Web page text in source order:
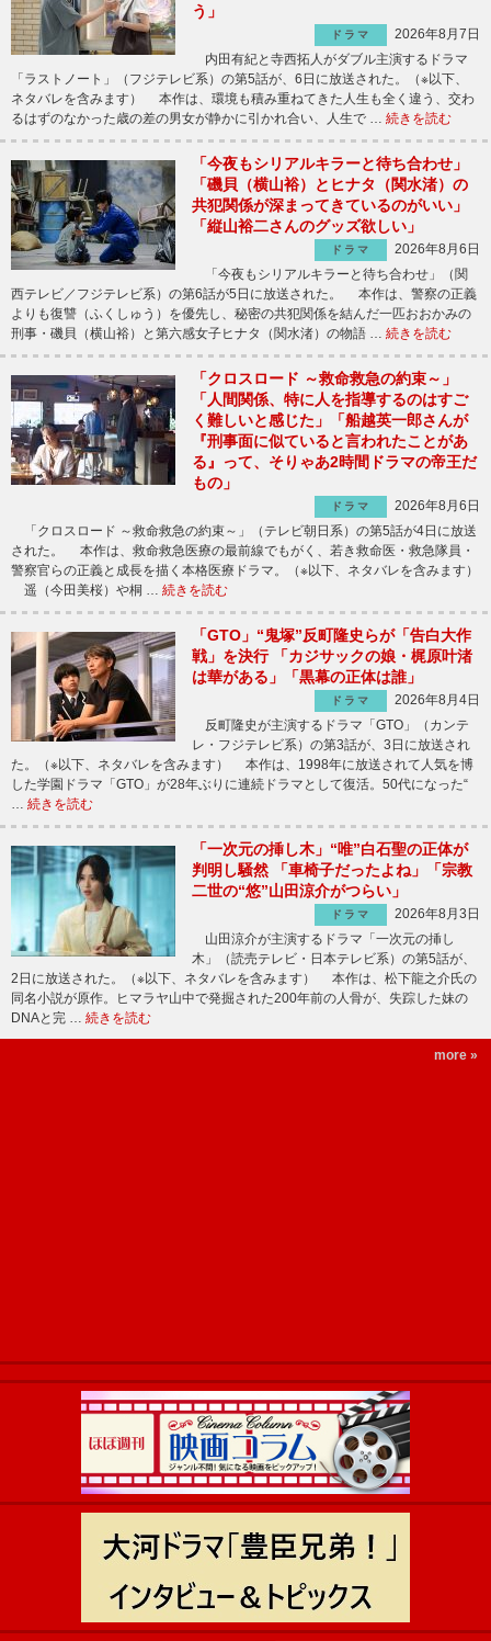
う」
ドラマ
2026年8月7日
内田有紀と寺西拓人がダブル主演するドラマ
「ラストノート」（フジテレビ系）の第5話が、6日に放送された。（※以下、
ネタバレを含みます） 本作は、環境も積み重ねてきた人生も全く違う、交わ
るはずのなかった歳の差の男女が静かに引かれ合い、人生で … 続きを読む
「今夜もシリアルキラーと待ち合わせ」
「磯貝（横山裕）とヒナタ（関水渚）の
共犯関係が深まってきているのがいい」
「縦山裕二さんのグッズ欲しい」
ドラマ
2026年8月6日
「今夜もシリアルキラーと待ち合わせ」（関
西テレビ／フジテレビ系）の第6話が5日に放送された。 本作は、警察の正義
よりも復讐（ふくしゅう）を優先し、秘密の共犯関係を結んだ一匹おおかみの
刑事・磯貝（横山裕）と第六感女子ヒナタ（関水渚）の物語 … 続きを読む
「クロスロード ～救命救急の約束～」
「人間関係、特に人を指導するのはすご
く難しいと感じた」「船越英一郎さんが
『刑事面に似ていると言われたことがあ
る』って、そりゃあ2時間ドラマの帝王だ
もの」
ドラマ
2026年8月6日
「クロスロード ～救命救急の約束～」（テレビ朝日系）の第5話が4日に放送
された。 本作は、救命救急医療の最前線でもがく、若き救命医・救急隊員・
警察官らの正義と成長を描く本格医療ドラマ。（※以下、ネタバレを含みます）
遥（今田美桜）や桐 … 続きを読む
「GTO」“鬼塚”反町隆史らが「告白大作
戦」を決行 「カジサックの娘・梶原叶渚
は華がある」「黒幕の正体は誰」
ドラマ
2026年8月4日
反町隆史が主演するドラマ「GTO」（カンテ
レ・フジテレビ系）の第3話が、3日に放送され
た。（※以下、ネタバレを含みます） 本作は、1998年に放送されて人気を博
した学園ドラマ「GTO」が28年ぶりに連続ドラマとして復活。50代になった“
続きを読む
「一次元の挿し木」“唯”白石聖の正体が
判明し騒然 「車椅子だったよね」「宗教
二世の“悠”山田涼介がつらい」
ドラマ
2026年8月3日
山田涼介が主演するドラマ「一次元の挿し
木」（読売テレビ・日本テレビ系）の第5話が、
2日に放送された。（※以下、ネタバレを含みます） 本作は、松下龍之介氏の
同名小説が原作。ヒマラヤ山中で発掘された200年前の人骨が、失踪した妹の
DNAと完 … 続きを読む
more »